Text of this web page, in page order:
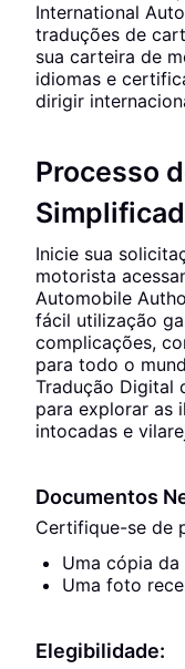
International
traduções de
sua carteira de
idiomas e
dirigir
Processo
Inicie sua
motorista
Automobile
fácil utilização
complicações,
para todo o
Tradução Digital
para explorar as
intocadas e
Documentos
Certifique-se de
Uma cópia
Uma foto
Elegibilidade: